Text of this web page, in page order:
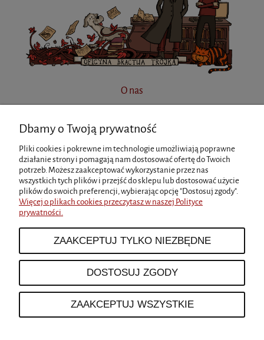
O nas
INFORMACJE
MOJE KONTO
O NAS
Dbamy o Twoją prywatność
Pliki cookies i pokrewne im technologie umożliwiają poprawne
działanie strony i pomagają nam dostosować ofertę do Twoich
potrzeb. Możesz zaakceptować wykorzystanie przez nas
wszystkich tych plików i przejść do sklepu lub dostosować użycie
plików do swoich preferencji, wybierając opcję "Dostosuj zgody".
Więcej o plikach cookies przeczytasz w naszej Polityce
prywatności.
ZAAKCEPTUJ TYLKO NIEZBĘDNE
DOSTOSUJ ZGODY
ZAAKCEPTUJ WSZYSTKIE